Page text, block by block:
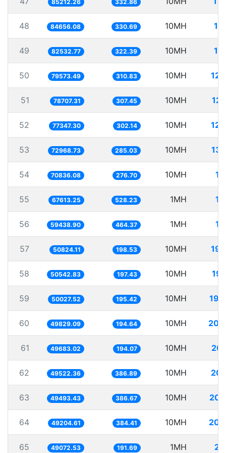
85212.26 332.86
48 84656.08 330.69 10MH
49 82532.77 322.39 10MH
50 79573.49 310.83 10MH
51 78707.31 307.45 10MH
52 77347.30 302.14 10MH
53 72968.73 285.03 10MH
54 70836.08 276.70 10MH
55 67613.25 528.23 1MH
56 59438.90 464.37 1MH
57 50824.11 198.53 10MH
58 50542.83 197.43 10MH
59 50027.52 195.42 10MH
60 49829.09 194.64 10MH
61 49683.02 194.07 10MH
62 49522.36 386.89 10MH
63 49493.43 386.67 10MH
64 49204.61 384.41 10MH
65 49072.53 191.69 1MH